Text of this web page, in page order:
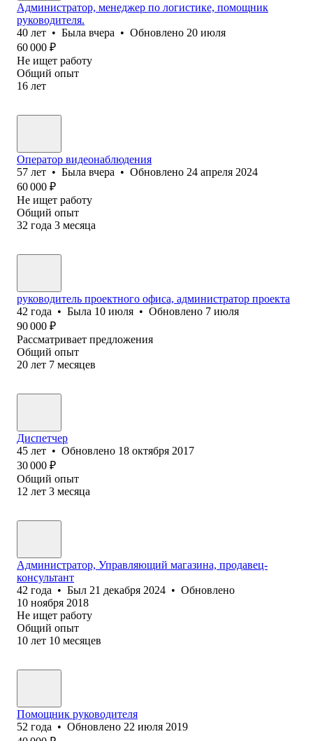
Администратор, менеджер по логистике, помощник
руководителя.
40 лет • Была вчера • Обновлено 20 июля
60 000 ₽
Не ищет работу
Общий опыт
16 лет
Оператор видеонаблюдения
57 лет • Была вчера • Обновлено 24 апреля 2024
60 000 ₽
Не ищет работу
Общий опыт
32 года 3 месяца
руководитель проектного офиса, администратор проекта
42 года • Была 10 июля • Обновлено 7 июля
90 000 ₽
Рассматривает предложения
Общий опыт
20 лет 7 месяцев
Диспетчер
45 лет • Обновлено 18 октября 2017
30 000 ₽
Общий опыт
12 лет 3 месяца
Администратор, Управляющий магазина, продавец-
консультант
42 года • Был 21 декабря 2024 • Обновлено
10 ноября 2018
Не ищет работу
Общий опыт
10 лет 10 месяцев
Помощник руководителя
52 года • Обновлено 22 июля 2019